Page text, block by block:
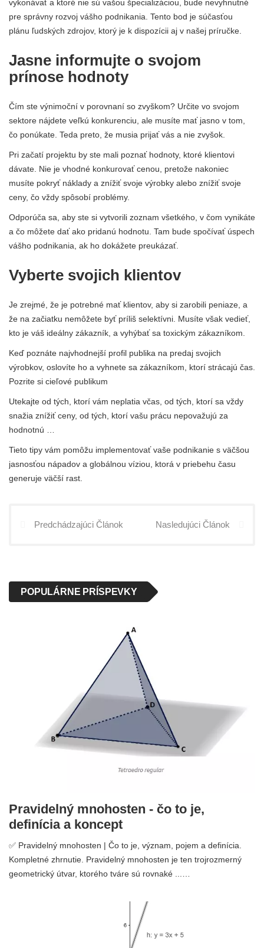
vykonávať a ktoré nie sú vašou špecializáciou, bude nevyhnutné
pre správny rozvoj vášho podnikania. Tento bod je súčasťou
plánu ľudských zdrojov, ktorý je k dispozícii aj v našej príručke.
Jasne informujte o svojom
prínose hodnoty
Čím ste výnimoční v porovnaní so zvyškom? Určite vo svojom
sektore nájdete veľkú konkurenciu, ale musíte mať jasno v tom,
čo ponúkate. Teda preto, že musia prijať vás a nie zvyšok.
Pri začatí projektu by ste mali poznať hodnoty, ktoré klientovi
dávate. Nie je vhodné konkurovať cenou, pretože nakoniec
musíte pokryť náklady a znížiť svoje výrobky alebo znížiť svoje
ceny, čo vždy spôsobí problémy.
Odporúča sa, aby ste si vytvorili zoznam všetkého, v čom vynikáte
a čo môžete dať ako pridanú hodnotu. Tam bude spočívať úspech
vášho podnikania, ak ho dokážete preukázať.
Vyberte svojich klientov
Je zrejmé, že je potrebné mať klientov, aby si zarobili peniaze, a
že na začiatku nemôžete byť príliš selektívni. Musíte však vedieť,
kto je váš ideálny zákazník, a vyhýbať sa toxickým zákazníkom.
Keď poznáte najvhodnejší profil publika na predaj svojich
výrobkov, oslovíte ho a vyhnete sa zákazníkom, ktorí strácajú čas.
Pozrite si cieľové publikum
Utekajte od tých, ktorí vám neplatia včas, od tých, ktorí sa vždy
snažia znížiť ceny, od tých, ktorí vašu prácu nepovažujú za
hodnotnú …
Tieto tipy vám pomôžu implementovať vaše podnikanie s väčšou
jasnosťou nápadov a globálnou víziou, ktorá v priebehu času
generuje väčší rast.
Predchádzajúci Článok Nasledujúci Článok
POPULÁRNE PRÍSPEVKY
Pravidelný mnohosten - čo to je,
definícia a koncept
✅ Pravidelný mnohosten | Čo to je, význam, pojem a definícia.
Kompletné zhrnutie. Pravidelný mnohosten je ten trojrozmerný
geometrický útvar, ktorého tváre sú rovnaké ...…